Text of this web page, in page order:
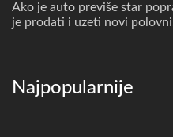
Ako je auto previše star
je prodati i uzeti novi
Najpopularnije